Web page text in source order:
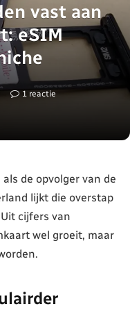
vast aan
eSIM
1 reactie
de opvolger van de
lijkt die overstap
cijfers van
wel groeit, maar